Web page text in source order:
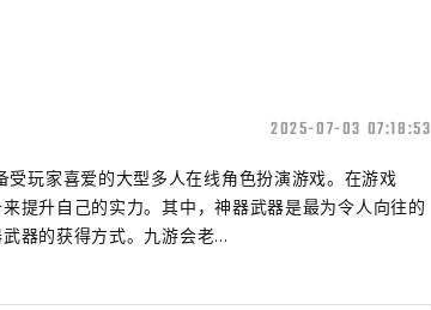
2025-07-03 07:18:53
玩家喜爱的大型多人在线角色扮演游戏。在游戏
提升自己的实力。其中，神器武器是最为令人向往的
器的获得方式。九游会老...